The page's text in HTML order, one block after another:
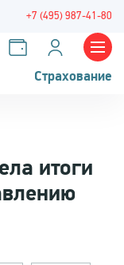
+7 (495) 987-41-80
Страхование
итоги